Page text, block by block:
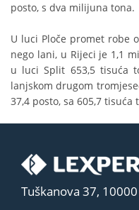
posto, s dva milijuna tona.
U luci Ploče promet robe
nego lani, u Rijeci je 1,1
u luci Split 653,5 tisuća
lanjskom drugom
37,4 posto, sa 605,7
Tuškanova 37,